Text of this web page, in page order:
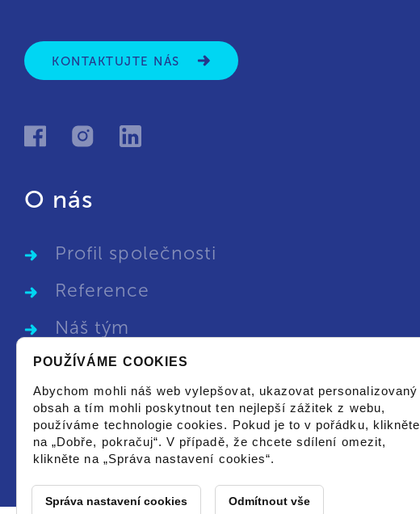
KONTAKTUJTE NÁS
O nás
Profil společnosti
Reference
Náš tým
Kariéra
GDPR
Obchodní podmínky
POUŽÍVÁME COOKIES
Abychom mohli náš web vylepšovat, ukazovat personalizovaný
obsah a tím mohli poskytnout ten nejlepší zážitek z webu,
používáme technologie cookies. Pokud je to v pořádku, klikněte
na „Dobře, pokračuj“. V případě, že chcete sdílení omezit,
klikněte na „Správa nastavení cookies“.
Správa nastavení cookies Odmítnout vše